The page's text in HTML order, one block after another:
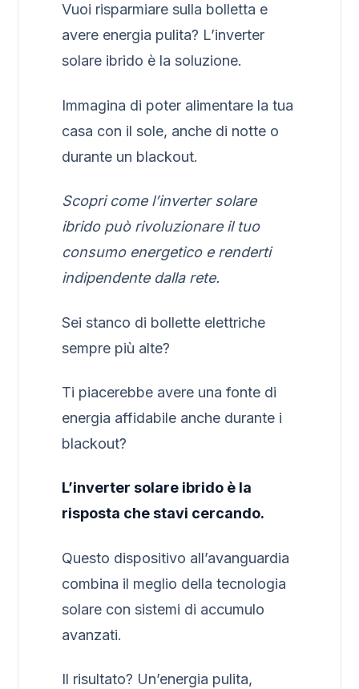
Vuoi risparmiare sulla bolletta e
avere energia pulita? L’inverter
solare ibrido è la soluzione.
Immagina di poter alimentare la tua
casa con il sole, anche di notte o
durante un blackout.
Scopri come l’inverter solare
ibrido può rivoluzionare il tuo
consumo energetico e renderti
indipendente dalla rete.
Sei stanco di bollette elettriche
sempre più alte?
Ti piacerebbe avere una fonte di
energia affidabile anche durante i
blackout?
L’inverter solare ibrido è la
risposta che stavi cercando.
Questo dispositivo all’avanguardia
combina il meglio della tecnologia
solare con sistemi di accumulo
avanzati.
Il risultato? Un’energia pulita,